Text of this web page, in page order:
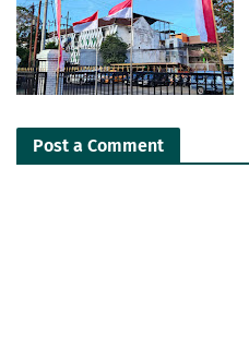
Post a Comment